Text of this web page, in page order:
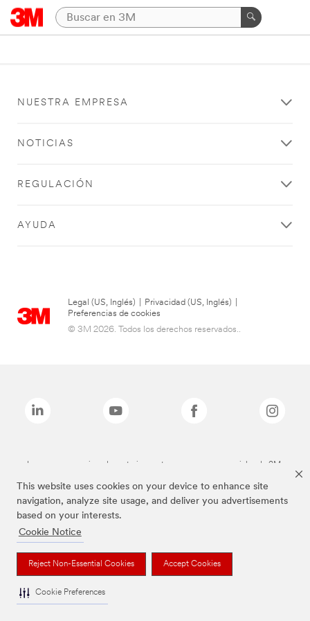
This website uses cookies on your device to enhance site
navigation, analyze site usage, and deliver you advertisements
based on your interests.
Cookie Notice
Reject Non-Essential Cookies Accept Cookies
Cookie Preferences
NUESTRA EMPRESA
NOTICIAS
REGULACIÓN
AYUDA
Legal (US, Inglés) Privacidad (US, Inglés)
Preferencias de cookies
© 3M 2026. Todos los derechos reservados..
Las marcas mencionadas anteriormente son marcas comerciales de 3M.